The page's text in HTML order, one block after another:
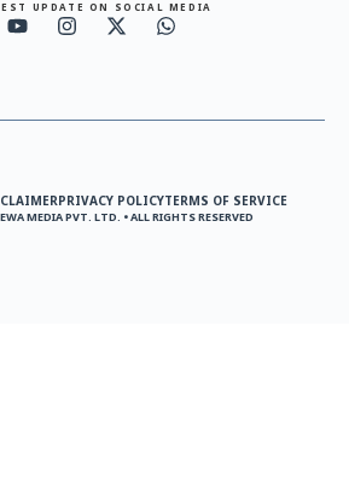
UPDATE ON SOCIAL MEDIA
PRIVACY POLICYTERMS OF SERVICE
MEDIA PVT. LTD. • ALL RIGHTS RESERVED